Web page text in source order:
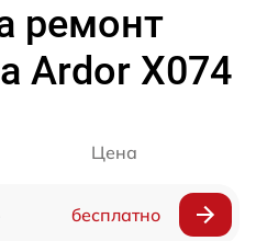
ремонт
Ardor X074
Цена
бесплатно